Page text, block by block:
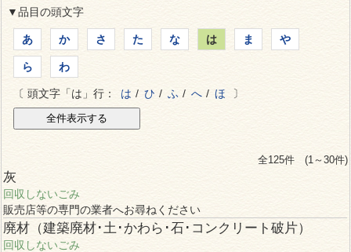
▼品目の頭文字
あ か さ た な は ま や
ら わ
〔 頭文字「は」行： は / ひ / ふ / へ / ほ 〕
全125件 (1～30件)
灰
回収しないごみ
販売店等の専門の業者へお尋ねください
廃材（建築廃材･土･かわら･石･コンクリート破片）
回収しないごみ